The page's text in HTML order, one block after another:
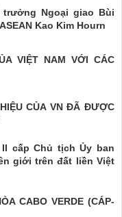
Ngoại giao Bùi
Kao Kim Hourn
VIỆT NAM VỚI CÁC
CỦA VN ĐÃ ĐƯỢC
cấp Chủ tịch Ủy ban
giới trên đất liền Việt
CABO VERDE (CÁP-